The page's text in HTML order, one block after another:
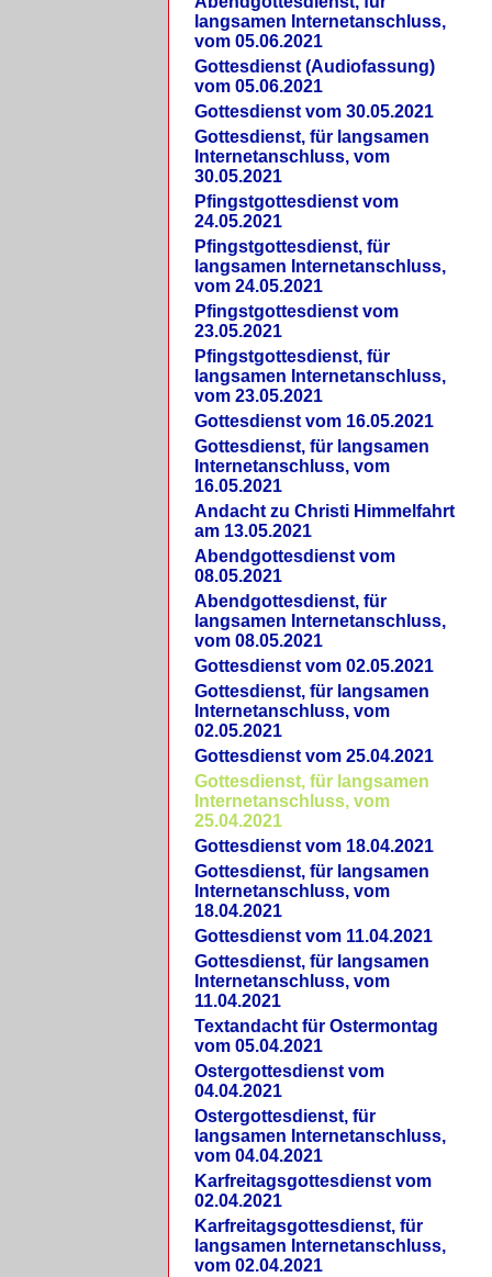
langsamen Internetanschluss,
vom 05.06.2021
Gottesdienst (Audiofassung)
vom 05.06.2021
Gottesdienst vom 30.05.2021
Gottesdienst, für langsamen
Internetanschluss, vom
30.05.2021
Pfingstgottesdienst vom
24.05.2021
Pfingstgottesdienst, für
langsamen Internetanschluss,
vom 24.05.2021
Pfingstgottesdienst vom
23.05.2021
Pfingstgottesdienst, für
langsamen Internetanschluss,
vom 23.05.2021
Gottesdienst vom 16.05.2021
Gottesdienst, für langsamen
Internetanschluss, vom
16.05.2021
Andacht zu Christi Himmelfahrt
am 13.05.2021
Abendgottesdienst vom
08.05.2021
Abendgottesdienst, für
langsamen Internetanschluss,
vom 08.05.2021
Gottesdienst vom 02.05.2021
Gottesdienst, für langsamen
Internetanschluss, vom
02.05.2021
Gottesdienst vom 25.04.2021
Gottesdienst, für langsamen
Internetanschluss, vom
25.04.2021
Gottesdienst vom 18.04.2021
Gottesdienst, für langsamen
Internetanschluss, vom
18.04.2021
Gottesdienst vom 11.04.2021
Gottesdienst, für langsamen
Internetanschluss, vom
11.04.2021
Textandacht für Ostermontag
vom 05.04.2021
Ostergottesdienst vom
04.04.2021
Ostergottesdienst, für
langsamen Internetanschluss,
vom 04.04.2021
Karfreitagsgottesdienst vom
02.04.2021
Karfreitagsgottesdienst, für
langsamen Internetanschluss,
vom 02.04.2021